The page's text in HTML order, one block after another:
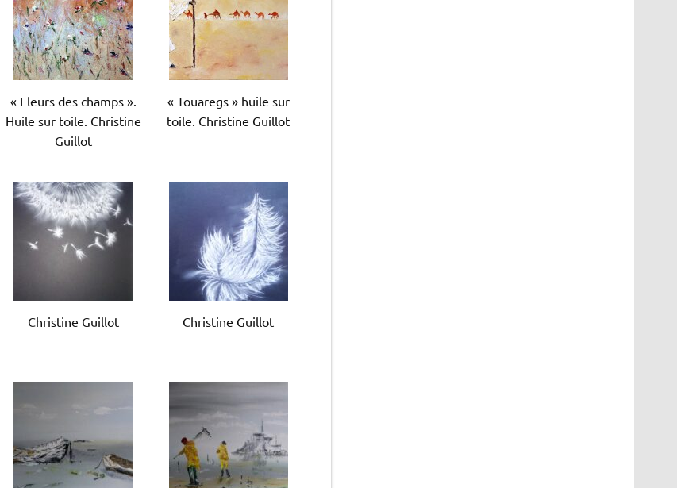
« Fleurs des champs ».
Huile sur toile. Christine
Guillot
« Touaregs » huile sur
toile. Christine Guillot
Christine Guillot Christine Guillot